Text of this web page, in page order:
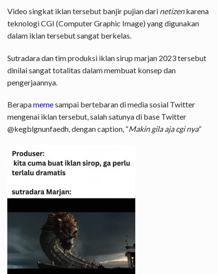
Video singkat iklan tersebut banjir pujian dari netizenkarena
teknologi CGI (Computer Graphic Image) yang digunakan
dalam iklan tersebut sangat berkelas.
Sutradara dan tim produksi iklan sirup marjan 2023 tersebut
dinilai sangat totalitas dalam membuat konsep dan
pengerjaannya.
Berapamemesampai bertebaran di media sosial Twitter
mengenai iklan tersebut, salah satunya di base Twitter
@kegblgnunfaedh, dengan caption, “Makin gila aja cgi nya”